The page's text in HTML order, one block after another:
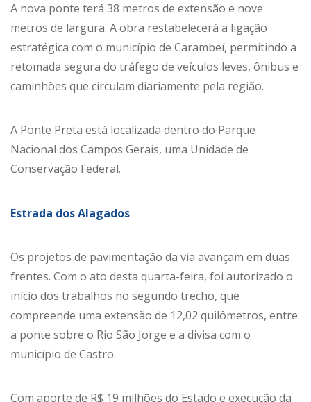
A nova ponte terá 38 metros de extensão e nove
metros de largura. A obra restabelecerá a ligação
estratégica com o município de Carambeí, permitindo a
retomada segura do tráfego de veículos leves, ônibus e
caminhões que circulam diariamente pela região.
A Ponte Preta está localizada dentro do Parque
Nacional dos Campos Gerais, uma Unidade de
Conservação Federal.
Estrada dos Alagados
Os projetos de pavimentação da via avançam em duas
frentes. Com o ato desta quarta-feira, foi autorizado o
início dos trabalhos no segundo trecho, que
compreende uma extensão de 12,02 quilômetros, entre
a ponte sobre o Rio São Jorge e a divisa com o
município de Castro.
Com aporte de R$ 19 milhões do Estado e execução da